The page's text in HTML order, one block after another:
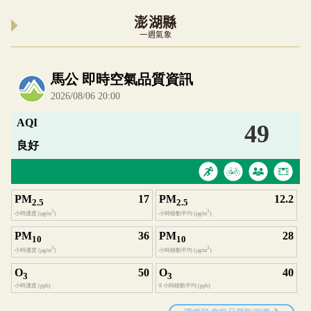
澎湖縣
一週氣象
內嵌空氣品質小工具為視覺預覽，完整即時空